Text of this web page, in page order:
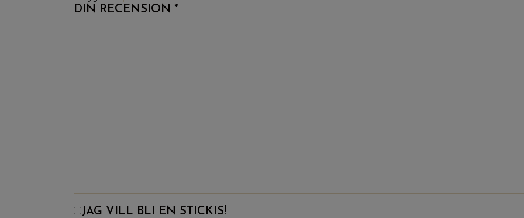
DIN RECENSION *
JAG VILL BLI EN STICKIS!